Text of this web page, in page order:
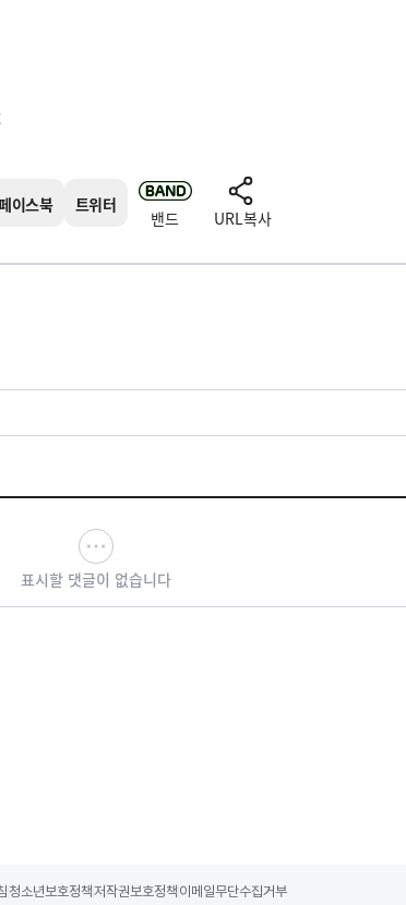
이스북 트위터
밴드 URL복사
표시할 댓글이 없습니다
청소년보호정책저작권보호정책 이메일무단수집거부